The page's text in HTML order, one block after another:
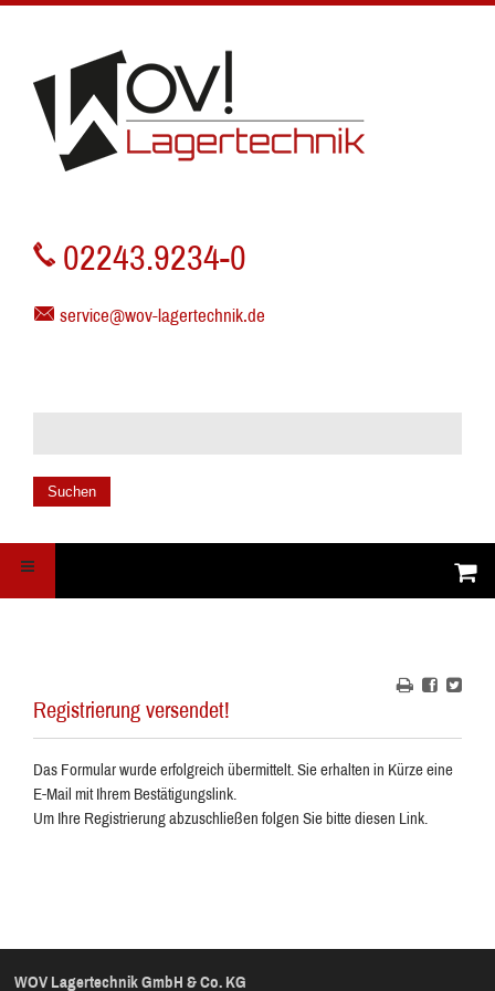
02243.9234-0
service@wov-lagertechnik.de
Suchen
Registrierung versendet!
Das Formular wurde erfolgreich übermittelt. Sie erhalten in Kürze eine
E-Mail mit Ihrem Bestätigungslink.
Um Ihre Registrierung abzuschließen folgen Sie bitte diesen Link.
WOV Lagertechnik GmbH & Co. KG